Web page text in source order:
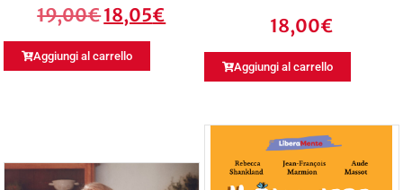
19,00€18,05€
Aggiungi al carrello
18,00€
Aggiungi al carrello